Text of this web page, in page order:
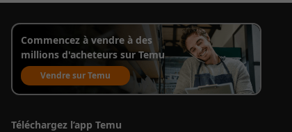
Commencez à vendre à des
millions d'acheteurs sur Temu
Vendre sur Temu
Téléchargez l’app Temu